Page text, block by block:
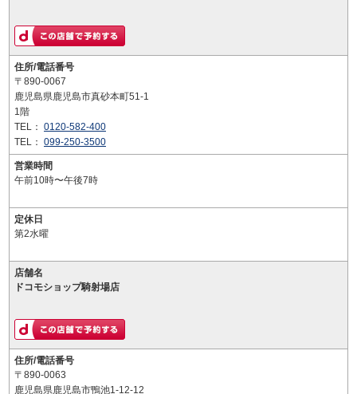
住所/電話番号
〒890-0067
鹿児島県鹿児島市真砂本町51-1
1階
TEL： 0120-582-400
TEL： 099-250-3500
営業時間
午前10時〜午後7時
定休日
第2水曜
店舗名
ドコモショップ騎射場店
住所/電話番号
〒890-0063
鹿児島県鹿児島市鴨池1-12-12